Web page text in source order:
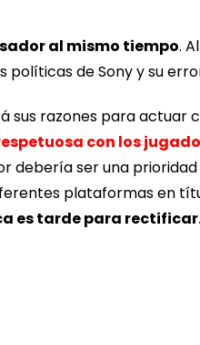
al mismo tiempo.
políticas de Sony y su
sus razones para actuar
con los
debería ser una
plataformas en
es tarde para